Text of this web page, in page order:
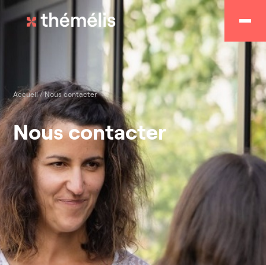
Accueil/Nous contacter
Nous contacter